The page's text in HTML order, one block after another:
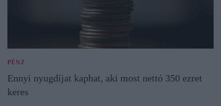
PÉNZ
Ennyi nyugdíjat kaphat, aki most nettó 350 ezret
keres